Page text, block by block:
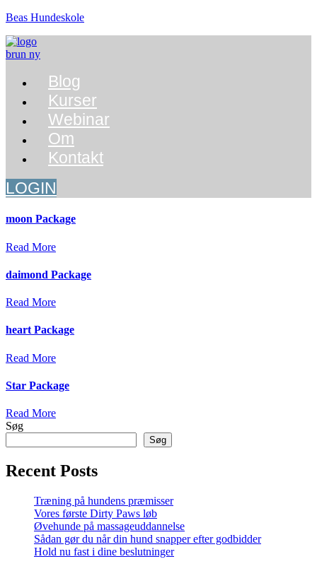
Beas Hundeskole
Blog
Kurser
Webinar
Om
Kontakt
LOGIN
moon Package
Read More
daimond Package
Read More
heart Package
Read More
Star Package
Read More
Søg
Søg
Recent Posts
Træning på hundens præmisser
Vores første Dirty Paws løb
Øvehunde på massageuddannelse
Sådan gør du når din hund snapper efter godbidder
Hold nu fast i dine beslutninger